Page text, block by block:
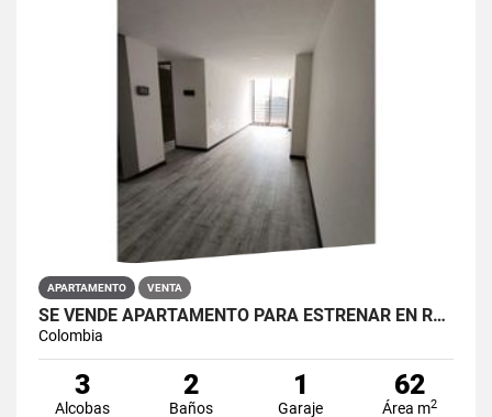
APARTAMENTO VENTA
SE VENDE APARTAMENTO PARA ESTRENAR EN RESTREPO ANTONIO NARIÑO
Colombia
3
Alcobas
2
Baños
1
Garaje
62
Área m2